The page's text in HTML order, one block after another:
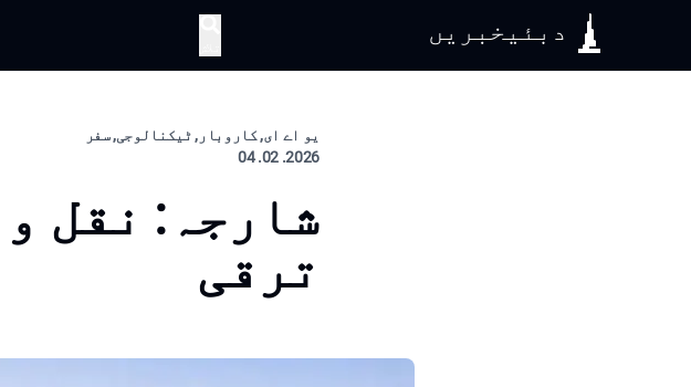
دبئیخبریں
یو اے ای, کاروبار, ٹیکنالوجی, سفر
2026. 02. 04
شارجہ: نقل
ترقی